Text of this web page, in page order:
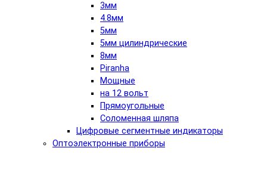
3мм
4.8мм
5мм
5мм цилиндрические
8мм
Piranha
Мощные
на 12 вольт
Прямоугольные
Соломенная шляпа
Цифровые сегментные индикаторы
Оптоэлектронные приборы